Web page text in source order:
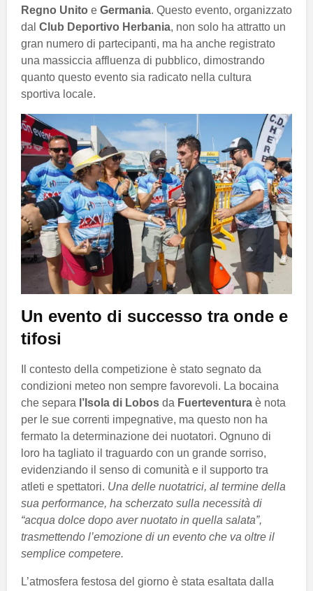
Regno Unito e Germania. Questo evento, organizzato
dal Club Deportivo Herbania, non solo ha attratto un
gran numero di partecipanti, ma ha anche registrato
una massiccia affluenza di pubblico, dimostrando
quanto questo evento sia radicato nella cultura
sportiva locale.
Un evento di successo tra onde e
tifosi
Il contesto della competizione è stato segnato da
condizioni meteo non sempre favorevoli. La bocaina
che separa l’Isola di Lobos da Fuerteventura è nota
per le sue correnti impegnative, ma questo non ha
fermato la determinazione dei nuotatori. Ognuno di
loro ha tagliato il traguardo con un grande sorriso,
evidenziando il senso di comunità e il supporto tra
atleti e spettatori. Una delle nuotatrici, al termine della
sua performance, ha scherzato sulla necessità di
“acqua dolce dopo aver nuotato in quella salata”,
trasmettendo l’emozione di un evento che va oltre il
semplice competere.
L’atmosfera festosa del giorno è stata esaltata dalla